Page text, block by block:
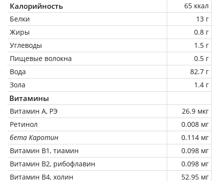
Калорийность
65 ккал
Белки
13 г
Жиры
0.8 г
Углеводы
1.5 г
Пищевые волокна
0.5 г
Вода
82.7 г
Зола
1.4 г
Витамины
Витамин А, РЭ
26.9 мкг
Ретинол
0.008 мг
бета Каротин
0.114 мг
Витамин В1, тиамин
0.098 мг
Витамин В2, рибофлавин
0.098 мг
Витамин В4, холин
52.95 мг